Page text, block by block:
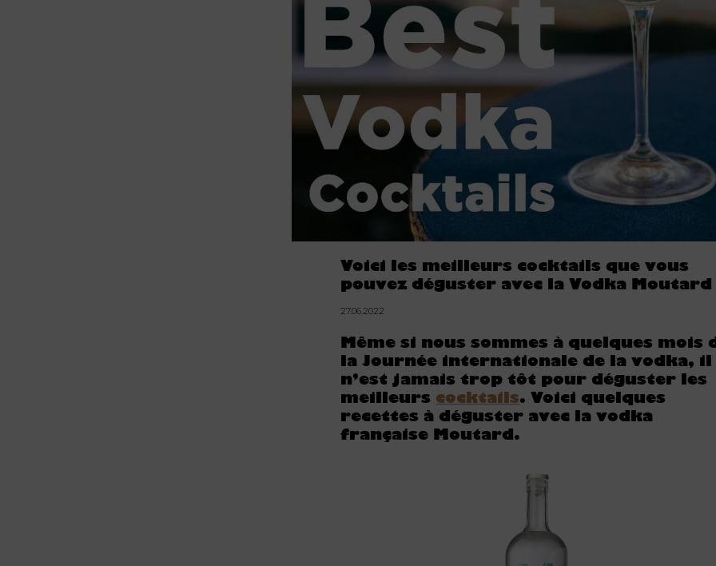
Voici les meilleurs cocktails que vous
pouvez déguster avec la Vodka Moutard
27.06.2022
Même si nous sommes à quelques mois
la Journée internationale de la vodka, il
n’est jamais trop tôt pour déguster les
meilleurs cocktails. Voici quelques
recettes à déguster avec la vodka
française Moutard.